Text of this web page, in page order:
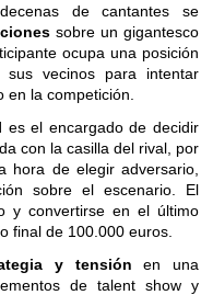
de cantantes se
sobre un gigantesco
ocupa una posición
vecinos para intentar
la competición.
es el encargado de decidir
con la casilla del rival, por
hora de elegir adversario,
sobre el escenario. El
y convertirse en el último
final de 100.000 euros.
y tensión en una
de talent show y